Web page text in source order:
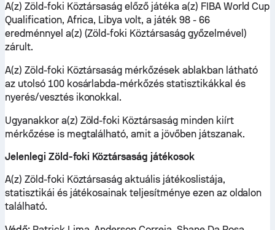
A(z) Zöld-foki Köztársaság előző játéka a(z) FIBA World Cup
Qualification, Africa, Libya volt, a játék 98 - 66
eredménnyel a(z) (Zöld-foki Köztársaság győzelmével)
zárult.
A(z) Zöld-foki Köztársaság mérkőzések ablakban látható
az utolsó 100 kosárlabda-mérkőzés statisztikákkal és
nyerés/vesztés ikonokkal.
Ugyanakkor a(z) Zöld-foki Köztársaság minden kiírt
mérkőzése is megtalálható, amit a jövőben játszanak.
Jelenlegi Zöld-foki Köztársaság játékosok
A(z) Zöld-foki Köztársaság aktuális játékoslistája,
statisztikái és játékosainak teljesítménye ezen az oldalon
található.